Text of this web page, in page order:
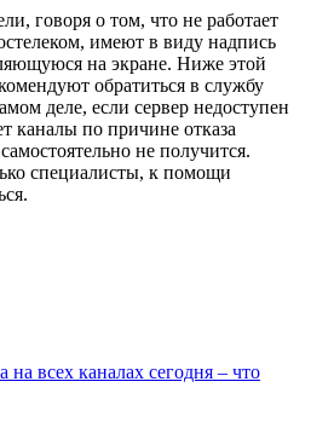
говоря о том, что не работает
имеют в виду надпись
на экране. Ниже этой
обратиться в службу
деле, если сервер недоступен
каналы по причине отказа
не получится.
специалисты, к помощи
на всех каналах сегодня – что